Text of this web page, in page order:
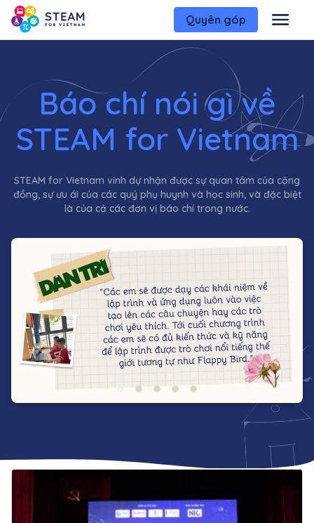
Quyên góp
Báo chí nói gì về
STEAM for Vietnam
STEAM for Vietnam vinh dự nhận được sự quan tâm của cộng
đồng, sự ưu ái của các quý phụ huynh và học sinh, và đặc biệt
là của cả các đơn vị báo chí trong nước.